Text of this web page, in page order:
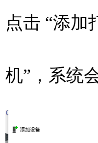
点击 “添加
机”，系统